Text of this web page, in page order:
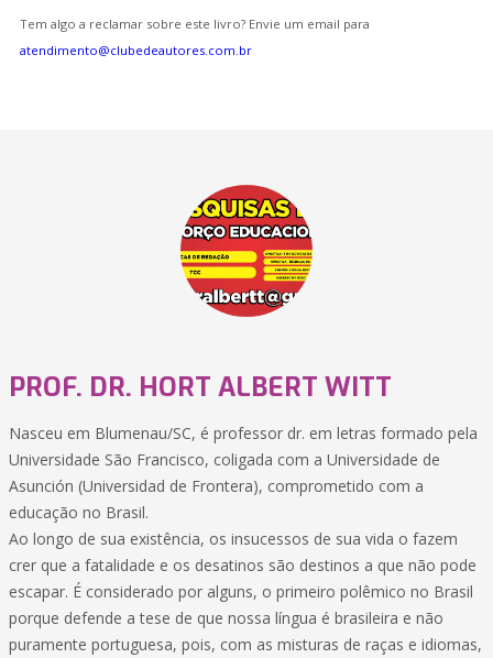
Tem algo a reclamar sobre este livro? Envie um email para
atendimento@clubedeautores.com.br
PROF. DR. HORT ALBERT WITT
Nasceu em Blumenau/SC, é professor dr. em letras formado pela
Universidade São Francisco, coligada com a Universidade de
Asunción (Universidad de Frontera), comprometido com a
educação no Brasil.
Ao longo de sua existência, os insucessos de sua vida o fazem
crer que a fatalidade e os desatinos são destinos a que não pode
escapar. É considerado por alguns, o primeiro polêmico no Brasil
porque defende a tese de que nossa língua é brasileira e não
puramente portuguesa, pois, com as misturas de raças e idiomas,